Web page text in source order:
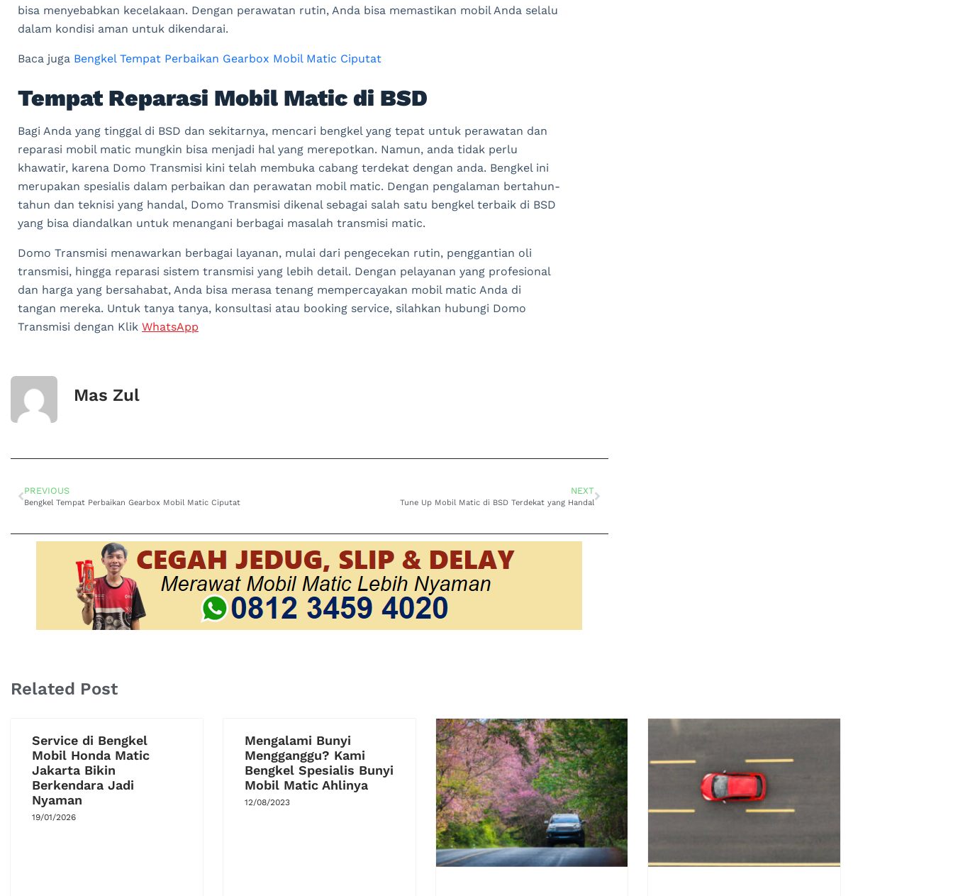
bisa menyebabkan kecelakaan. Dengan perawatan rutin, Anda bisa memastikan mobil Anda selalu
dalam kondisi aman untuk dikendarai.
Baca juga Bengkel Tempat Perbaikan Gearbox Mobil Matic Ciputat
Tempat Reparasi Mobil Matic di BSD
Bagi Anda yang tinggal di BSD dan sekitarnya, mencari bengkel yang tepat untuk perawatan dan
reparasi mobil matic mungkin bisa menjadi hal yang merepotkan. Namun, anda tidak perlu
khawatir, karena Domo Transmisi kini telah membuka cabang terdekat dengan anda. Bengkel ini
merupakan spesialis dalam perbaikan dan perawatan mobil matic. Dengan pengalaman bertahun-
tahun dan teknisi yang handal, Domo Transmisi dikenal sebagai salah satu bengkel terbaik di BSD
yang bisa diandalkan untuk menangani berbagai masalah transmisi matic.
Domo Transmisi menawarkan berbagai layanan, mulai dari pengecekan rutin, penggantian oli
transmisi, hingga reparasi sistem transmisi yang lebih detail. Dengan pelayanan yang profesional
dan harga yang bersahabat, Anda bisa merasa tenang mempercayakan mobil matic Anda di
tangan mereka. Untuk tanya tanya, konsultasi atau booking service, silahkan hubungi Domo
Transmisi dengan Klik WhatsApp
Mas Zul
PREVIOUS
Bengkel Tempat Perbaikan Gearbox Mobil Matic Ciputat
NEXT
Tune Up Mobil Matic di BSD Terdekat yang Handal
Related Post
Service di Bengkel
Mobil Honda Matic
Jakarta Bikin
Berkendara Jadi
Nyaman
19/01/2026
Mengalami Bunyi
Mengganggu? Kami
Bengkel Spesialis Bunyi
Mobil Matic Ahlinya
12/08/2023